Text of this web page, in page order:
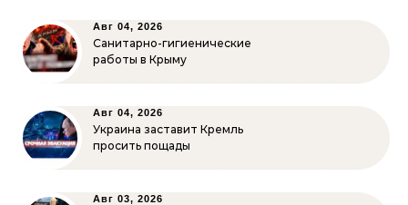
Авг 04, 2026
Санитарно-гигиенические
работы в Крыму
Авг 04, 2026
Украина заставит Кремль
просить пощады
Авг 03, 2026